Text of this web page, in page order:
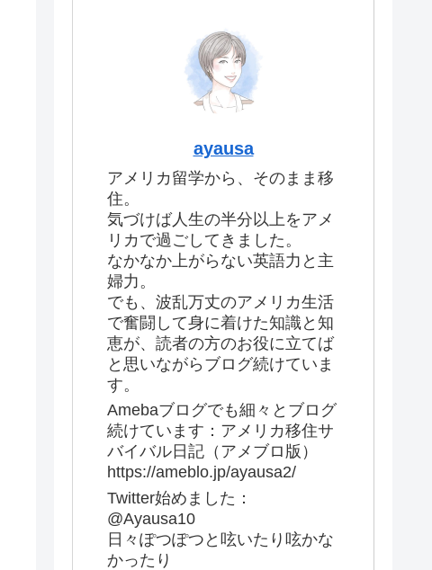
ayausa
アメリカ留学から、そのまま移
住。
気づけば人生の半分以上をアメ
リカで過ごしてきました。
なかなか上がらない英語力と主
婦力。
でも、波乱万丈のアメリカ生活
で奮闘して身に着けた知識と知
恵が、読者の方のお役に立てば
と思いながらブログ続けていま
す。
Amebaブログでも細々とブログ
続けています：アメリカ移住サ
バイバル日記（アメブロ版）
https://ameblo.jp/ayausa2/
Twitter始めました：
@Ayausa10
日々ぽつぽつと呟いたり呟かな
かったり